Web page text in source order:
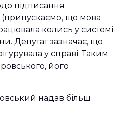
підписання
що мова
колись у системі
Депутат зазначає, що
у справі. Таким
його
надав більш